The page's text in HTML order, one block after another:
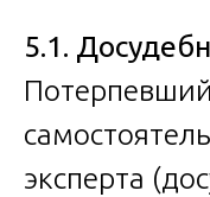
5.1.
эксперта